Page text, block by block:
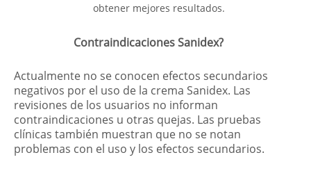
obtener mejores resultados.
Contraindicaciones Sanidex?
Actualmente no se conocen efectos secundarios
negativos por el uso de la crema Sanidex. Las
revisiones de los usuarios no informan
contraindicaciones u otras quejas. Las pruebas
clínicas también muestran que no se notan
problemas con el uso y los efectos secundarios.